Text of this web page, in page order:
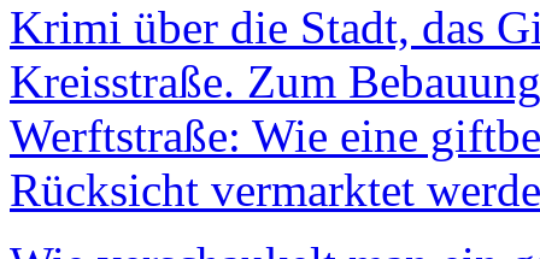
Krimi über die Stadt, das
Kreisstraße. Zum
Werftstraße: Wie eine
Rücksicht vermarktet